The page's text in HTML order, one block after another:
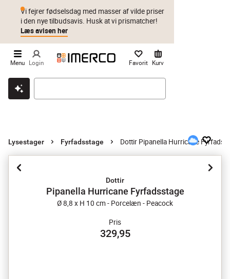
Klik & hent Byt i 1 år Prismatch
Vi fejrer fødselsdag med masser af vilde priser
i den nye tilbudsavis. Husk at vi prismatcher!
Læs avisen her
Menu Login Favorit Kurv
Lysestager Fyrfadsstage Dottir Pipanella Hurricane
Dottir
Pipanella Hurricane Fyrfadsstage
Ø 8,8 x H 10 cm - Porcelæn - Peacock
Pris
329,95